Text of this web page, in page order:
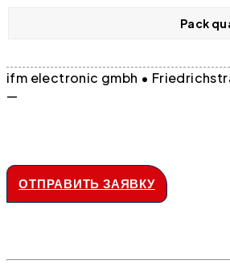
Pack
ifm electronic gmbh •
—
ОТПРАВИТЬ ЗАЯВКУ